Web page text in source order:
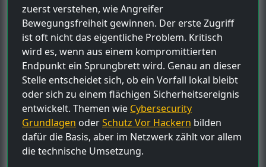
zuerst verstehen, wie Angreifer
Bewegungsfreiheit gewinnen. Der erste Zugriff
ist oft nicht das eigentliche Problem. Kritisch
wird es, wenn aus einem kompromittierten
Endpunkt ein Sprungbrett wird. Genau an dieser
Stelle entscheidet sich, ob ein Vorfall lokal bleibt
oder sich zu einem flächigen Sicherheitsereignis
entwickelt. Themen wie Cybersecurity
Grundlagen oderSchutz Vor Hackern bilden
dafür die Basis, aber im Netzwerk zählt vor allem
die technische Umsetzung.